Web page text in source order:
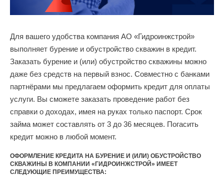
Для вашего удобства компания АО «Гидроинжстрой»
выполняет бурение и обустройство скважин в кредит.
Заказать бурение и (или) обустройство скважины можно
даже без средств на первый взнос. Совместно с банками
партнёрами мы предлагаем оформить кредит для оплаты
услуги. Вы сможете заказать проведение работ без
справки о доходах, имея на руках только паспорт. Срок
займа может составлять от 3 до 36 месяцев. Погасить
кредит можно в любой момент.
ОФОРМЛЕНИЕ КРЕДИТА НА БУРЕНИЕ И (ИЛИ) ОБУСТРОЙСТВО
СКВАЖИНЫ В КОМПАНИИ «ГИДРОИНЖСТРОЙ» ИМЕЕТ
СЛЕДУЮЩИЕ ПРЕИМУЩЕСТВА: